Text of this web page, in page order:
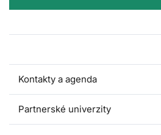
Kontakty a agenda
Partnerské univerzity